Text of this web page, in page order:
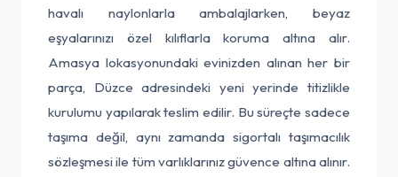
havalı naylonlarla ambalajlarken, beyaz
eşyalarınızı özel kılıflarla koruma altına alır.
Amasya lokasyonundaki evinizden alınan her bir
parça, Düzce adresindeki yeni yerinde titizlikle
kurulumu yapılarak teslim edilir. Bu süreçte sadece
taşıma değil, aynı zamanda sigortalı taşımacılık
sözleşmesi ile tüm varlıklarınız güvence altına alınır.